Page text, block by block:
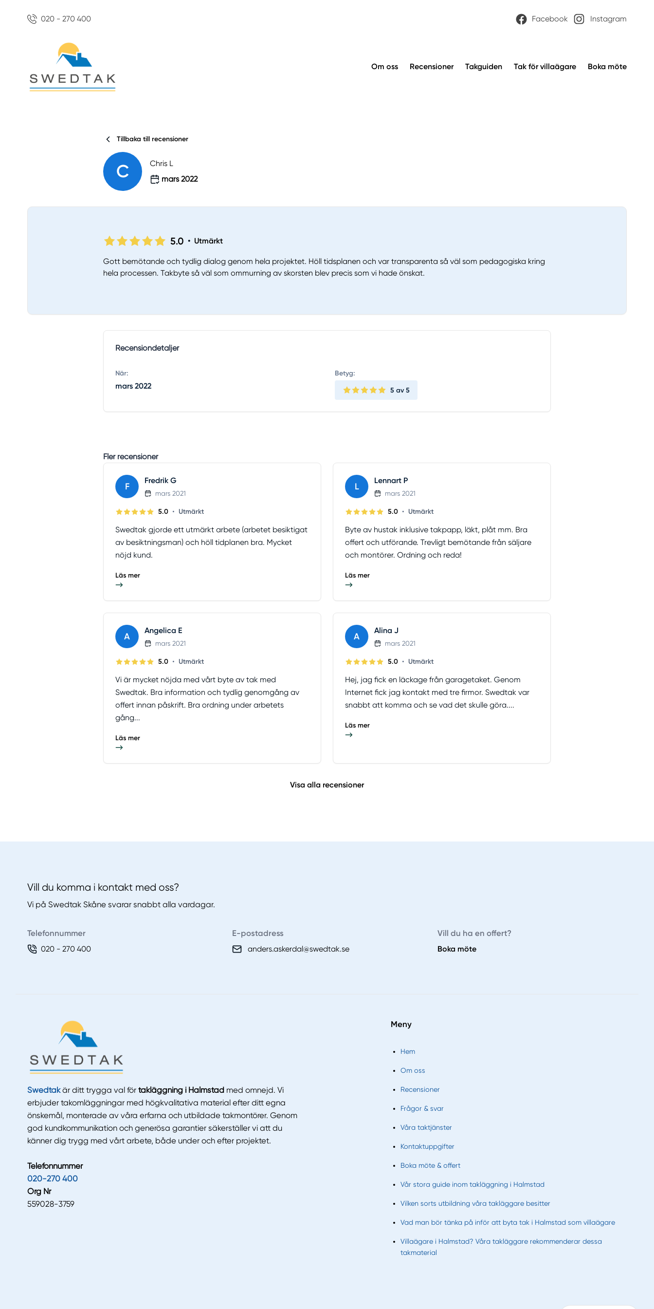
020 - 270 400 Facebook Instagram
Om oss Recensioner Takguiden Tak för villaägare Boka möte
Tillbaka till recensioner
C
Chris L
mars 2022
5.0 • Utmärkt
Gott bemötande och tydlig dialog genom hela projektet. Höll tidsplanen och var transparenta så väl som pedagogiska kring
hela processen. Takbyte så väl som ommurning av skorsten blev precis som vi hade önskat.
Recensiondetaljer
När:
mars 2022
Betyg:
5 av 5
Fler recensioner
F
Fredrik G
mars 2021
5.0 • Utmärkt
Swedtak gjorde ett utmärkt arbete (arbetet besiktigat
av besiktningsman) och höll tidplanen bra. Mycket
nöjd kund.
Läs mer
L
Lennart P
mars 2021
5.0 • Utmärkt
Byte av hustak inklusive takpapp, läkt, plåt mm. Bra
offert och utförande. Trevligt bemötande från säljare
och montörer. Ordning och reda!
Läs mer
A
Angelica E
mars 2021
5.0 • Utmärkt
Vi är mycket nöjda med vårt byte av tak med
Swedtak. Bra information och tydlig genomgång av
offert innan påskrift. Bra ordning under arbetets
gång...
Läs mer
A
Alina J
mars 2021
5.0 • Utmärkt
Hej, jag fick en läckage från garagetaket. Genom
Internet fick jag kontakt med tre firmor. Swedtak var
snabbt att komma och se vad det skulle göra....
Läs mer
Visa alla recensioner
Vill du komma i kontakt med oss?
Vi på Swedtak Skåne svarar snabbt alla vardagar.
Telefonnummer
020 - 270 400
E-postadress
anders.askerdal@swedtak.se
Vill du ha en offert?
Boka möte
Swedtakär ditt trygga val för takläggning i Halmstad med omnejd. Vi
erbjuder takomläggningar med högkvalitativa material efter ditt egna
önskemål, monterade av våra erfarna och utbildade takmontörer. Genom
god kundkommunikation och generösa garantier säkerställer vi att du
känner dig trygg med vårt arbete, både under och efter projektet.
Telefonnummer
020-270 400
Org Nr
559028-3759
Meny
Hem
Om oss
Recensioner
Frågor & svar
Våra taktjänster
Kontaktuppgifter
Boka möte & offert
Vår stora guide inom takläggning i Halmstad
Vilken sorts utbildning våra takläggare besitter
Vad man bör tänka på inför att byta tak i Halmstad som villaägare
Villaägare i Halmstad? Våra takläggare rekommenderar dessa
takmaterial